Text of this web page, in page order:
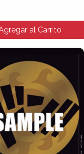
al Carrito